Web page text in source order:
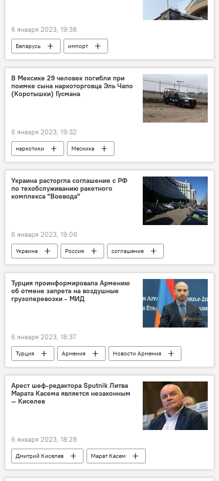
6 января 2023, 19:38
Беларусь импорт
В Мексике 29 человек погибли при
поимке сына наркоторговца Эль Чапо
(Коротышки) Гусмана
6 января 2023, 19:32
наркотики Мескика
Украина расторгла соглашение с РФ
по техобслуживанию ракетного
комплекса "Воевода"
6 января 2023, 19:06
Украина Россия соглашение
Турция проинформировала Армению
об отмене запрета на воздушные
грузоперевозки - МИД
6 января 2023, 18:37
Турция Армения
Новости Армения
МИД
перевозки
Арест шеф-редактора Sputnik Литва
Марата Касема является незаконным
— Киселев
6 января 2023, 18:28
Дмитрий Киселев
Марат Касем
Россия
арест Sputnik